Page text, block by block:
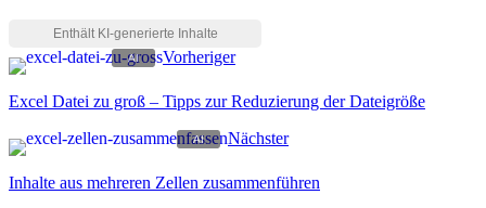
Vorheriger
Excel Datei zu groß – Tipps zur Reduzierung der Dateigröße
Nächster
Inhalte aus mehreren Zellen zusammenführen